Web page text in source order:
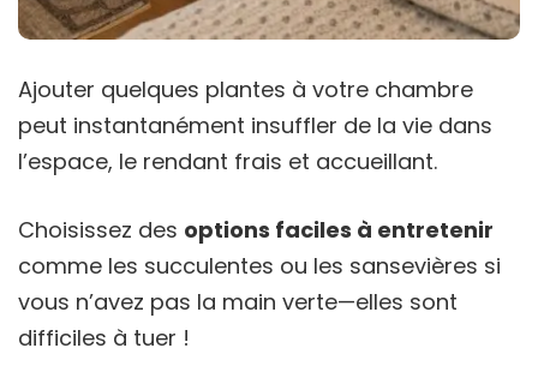
Ajouter quelques plantes à votre chambre
peut instantanément insuffler de la vie dans
l’espace, le rendant frais et accueillant.
Choisissez des options faciles à entretenir
comme les succulentes ou les sansevières si
vous n’avez pas la main verte—elles sont
difficiles à tuer !